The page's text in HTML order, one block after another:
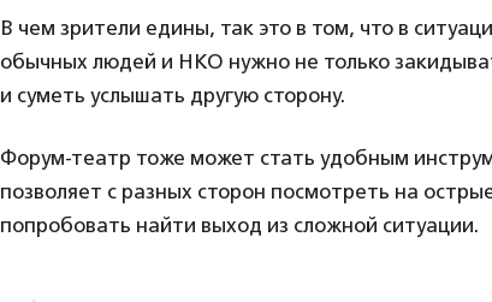
В чем зрители едины, так это в том, что в
обычных людей и НКО нужно не только
и суметь услышать другую сторону.
Форум-театр тоже может стать удобным
позволяет с разных сторон посмотреть на
попробовать найти выход из сложной ситуации.